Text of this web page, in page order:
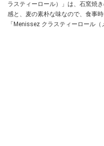
ラスティーロール）」は、石窯焼
感と、麦の素朴な味なので、食事
「Menissez クラスティーロール